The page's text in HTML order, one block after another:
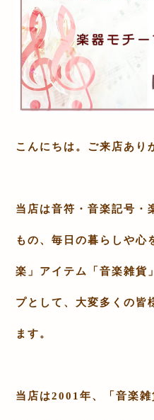
こんにちは。ご来店あり
当店は音符・音楽記号・
もの、毎日の暮らしや心
楽」アイテム「音楽雑貨
プとして、大変多くの皆
ます。
当店は2001 年、「音楽雑